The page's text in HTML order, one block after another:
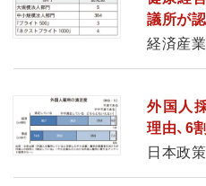
議所が
経済産
外国人
理由、6
日本政